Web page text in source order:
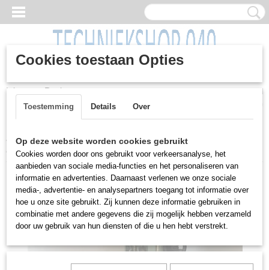
Inloggen Registreren
Home >Machines> Boormachines>Boor-/ freescombinatie,
Rexon, RDM 500 M, 400 volt
Cookies toestaan Opties
Toestemming Details Over
Op deze website worden cookies gebruikt
Cookies worden door ons gebruikt voor verkeersanalyse, het
aanbieden van sociale media-functies en het personaliseren van
informatie en advertenties. Daarnaast verlenen we onze sociale
media-, advertentie- en analysepartners toegang tot informatie over
hoe u onze site gebruikt. Zij kunnen deze informatie gebruiken in
combinatie met andere gegevens die zij mogelijk hebben verzameld
door uw gebruik van hun diensten of die u hen hebt verstrekt.